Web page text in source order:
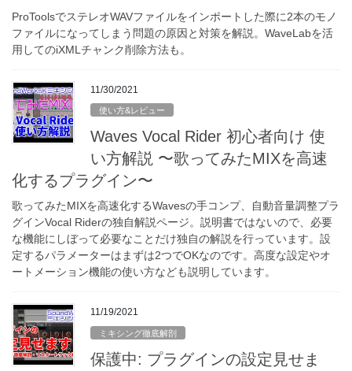
ProToolsでステレオWAVファイルをインポートした際に2本のモノ
ファイルになってしまう問題の原因と対策を解説。WaveLabを活
用してのiXMLチャンク削除方法も。
11/30/2021
使い方&レビュー
Waves Vocal Rider 初心者向け 使
い方解説 〜歌ってみたMIXを高速
化するプラグイン〜
歌ってみたMIXを高速化するWavesの手コンプ、自動音量調整プラ
グインVocal Riderの独自解説ページ。説明書ではないので、必要
な機能にしぼって必要なことだけ独自の解説を行っています。設
定するパラメーターはまずは2つでOKなのです。高度な設定やオ
ートメーション機能の使い方なども説明しています。
11/19/2021
ミキシング徹底解剖
保護中: プラグインの設定見せま